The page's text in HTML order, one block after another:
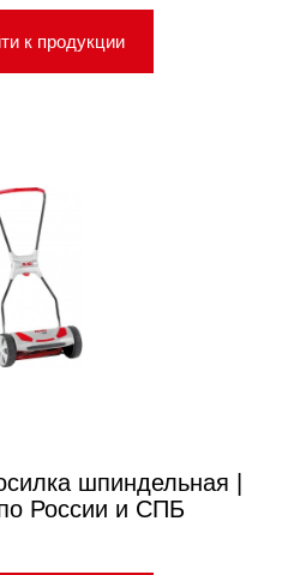
к продукции
шпиндельная |
России и СПБ